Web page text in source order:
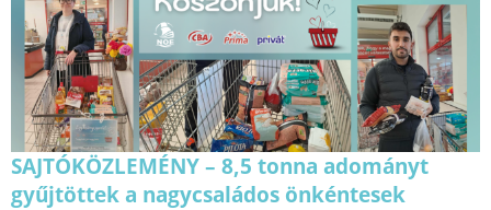
SAJTÓKÖZLEMÉNY – 8,5 tonna adományt
gyűjtöttek a nagycsaládos önkéntesek